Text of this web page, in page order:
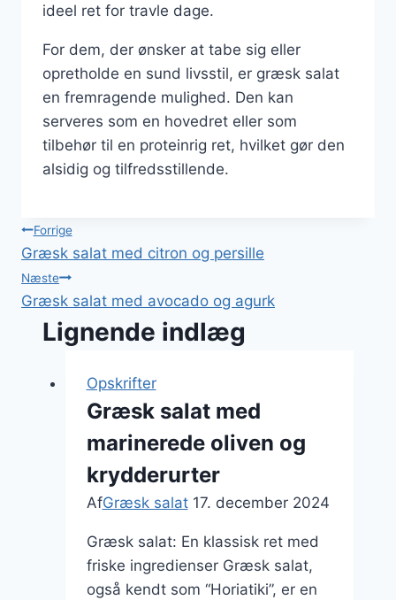
ideel ret for travle dage.
For dem, der ønsker at tabe sig eller
opretholde en sund livsstil, er græsk salat
en fremragende mulighed. Den kan
serveres som en hovedret eller som
tilbehør til en proteinrig ret, hvilket gør den
alsidig og tilfredsstillende.
Indlægsnavigation
Forrige
Græsk salat med citron og persille
Næste
Græsk salat med avocado og agurk
Lignende indlæg
Opskrifter
Græsk salat med
marinerede oliven og
krydderurter
AfGræsk salat 17. december 2024
Græsk salat: En klassisk ret med
friske ingredienser Græsk salat,
også kendt som “Horiatiki”, er en